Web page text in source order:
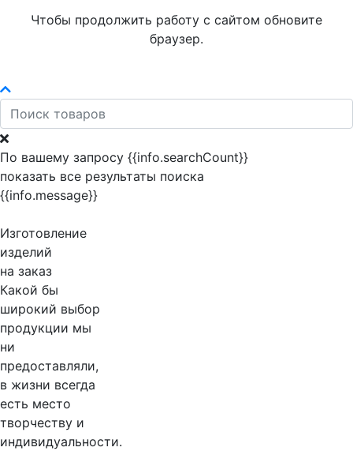
Чтобы продолжить работу с сайтом обновите
браузер.
По вашему запросу {{info.searchCount}}
показать все результаты поиска
{{info.message}}
Изготовление
изделий
на заказ
Какой бы
широкий выбор
продукции мы
ни
предоставляли,
в жизни всегда
есть место
творчеству и
индивидуальности.